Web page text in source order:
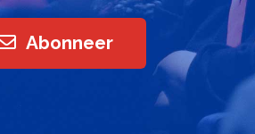
Abonneer